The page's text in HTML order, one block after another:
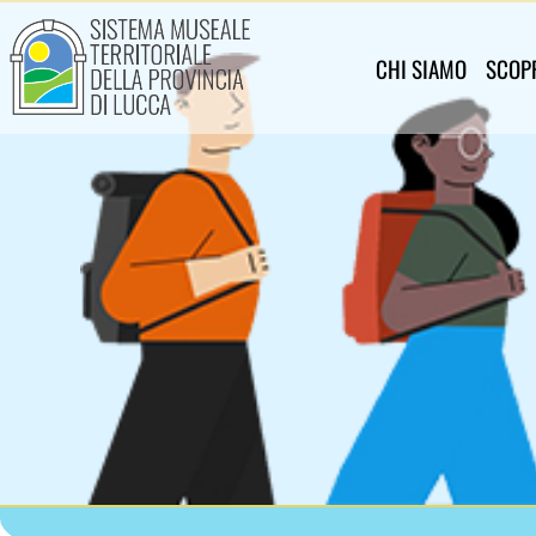
Salta al contenuto principale
Sistema Museale Territoriale
Navigazione principale
CHI SIAMO